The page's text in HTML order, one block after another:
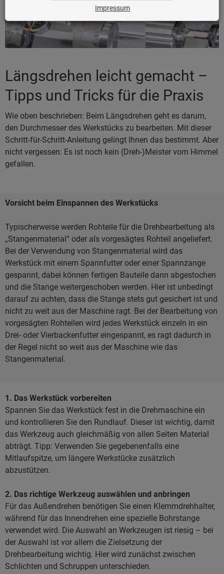
Längsdrehen leicht gemacht –
Tipps und Tricks für die Praxis
Wie oben beschrieben: Beim Längsdrehen geht es darum,
den Durchmesser des Werkstücks zu bearbeiten. Mit dieser
Schritt-für-Schritt-Anleitung gelingt Ihnen das bestimmt. Aber
nicht vergessen: Es ist noch kein (Dreh-)Meister vom Himmel
gefallen.
Vorsicht beim Einspannen des Werkstücks
Typischerweise werden Rohteile für die Drehbearbeitung als
„Stangenmaterial“ oder als vorgesägtes Rohteil angeliefert.
Bei der Verwendung von Stangenmaterial wird das
Werkstück mit einem Spannfutter oder einer Spannzange
gespannt, dabei können fertigen Bauteile dann abgestochen
und die Stange weitergeschoben werden. Hier ist unbedingt
darauf zu achten, dass die Stange stets gut gesichert ist und
nicht zu weit aus der Maschine ragt. Bei der Bearbeitung von
vorgesägten Rohteilen wird jedes Werkstück einzeln in ein
Drei- oder Vierbackenfutter eingespannt, es ragt dadurch in
der Regel nicht so weit aus der Maschine wie das
Stangenmaterial.
1. Das Werkstück vorbereiten
Spannen Sie das Werkstück fest in die Drehmaschine ein
und kontrollieren Sie den Rundlauf. Dieser ist wichtig, damit
das Werkzeug auch gleichmäßig von allen Seiten Material
abträgt. Tipp: Verwenden Sie gegebenenfalls eine
Mitlaufspitze, um längere Werkstücke zusätzlich
abzustützen.
2. Das richtige Werkzeug auswählen und anbringen
Für das Außendrehen benötigen Sie einen Klemmdrehhalter,
während für das Innendrehen eine spezielle Bohrstange
verwendet wird. Die Auswahl an Werkzeugen ist riesig – bei
der Auswahl ist vor allem die Zielsetzung der
Drehbearbeitung wichtig. Hier wird zunächst zwischen
Schlichten und Schruppen unterschieden.